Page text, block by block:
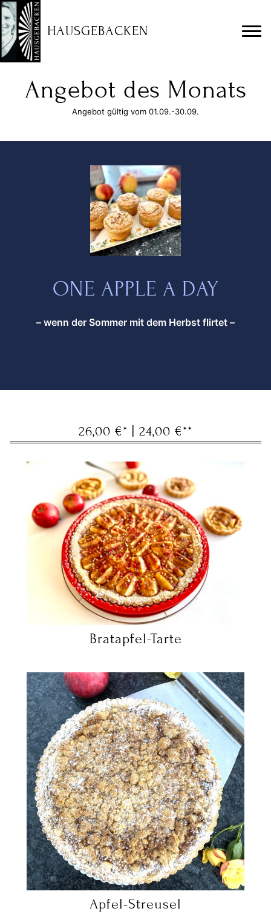
HAUSGEBACKEN
Angebot des Monats
Angebot gültig vom 01.09.-30.09.
ONE APPLE A DAY
– wenn der Sommer mit dem Herbst flirtet –
26,00 €* | 24,00 €**
Bratapfel-Tarte
Apfel-Streusel